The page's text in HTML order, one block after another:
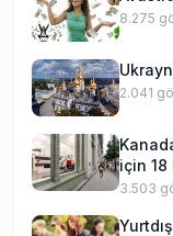
8.275
2.041
için 18
3.503